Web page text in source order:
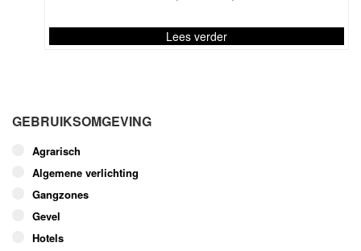
tot
€ 139,00
Lees verder
variaties.
optie
kan
gekozen
worden
op
GEBRUIKSOMGEVING
Agrarisch
Algemene verlichting
Gangzones
Gevel
Hotels